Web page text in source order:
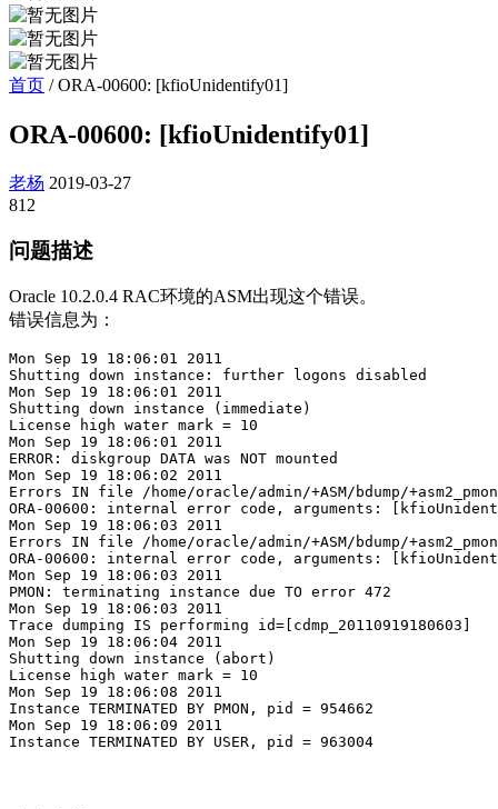
首页 /ORA-00600: [kfioUnidentify01]
ORA-00600: [kfioUnidentify01]
老杨 2019-03-27
812
问题描述
Oracle 10.2.0.4 RAC环境的ASM出现这个错误。
错误信息为：
Mon Sep 19 18:06:01 2011
Shutting down instance: further logons disabled
Mon Sep 19 18:06:01 2011
Shutting down instance (immediate)
License high water mark = 10
Mon Sep 19 18:06:01 2011
ERROR: diskgroup DATA was NOT mounted
Mon Sep 19 18:06:02 2011
Errors IN file /home/oracle/admin/+ASM/bdump/
ORA-00600: internal error code, arguments:
Mon Sep 19 18:06:03 2011
Errors IN file /home/oracle/admin/+ASM/bdump/
ORA-00600: internal error code, arguments:
Mon Sep 19 18:06:03 2011
PMON: terminating instance due TO error 472
Mon Sep 19 18:06:03 2011
Trace dumping IS performing id=[cdmp_20110919180603]
Mon Sep 19 18:06:04 2011
Shutting down instance (abort)
License high water mark = 10
Mon Sep 19 18:06:08 2011
Instance TERMINATED BY PMON, pid = 954662
Mon Sep 19 18:06:09 2011
Instance TERMINATED BY USER, pid = 963004